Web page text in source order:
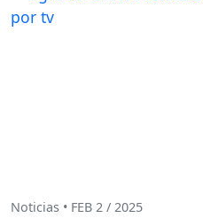
Noticias • FEB 2 / 2025